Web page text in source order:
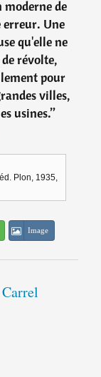
de
erreur. Une
qu'elle ne
révolte,
pour
villes,
usines.”
Plon, 1935,
Image